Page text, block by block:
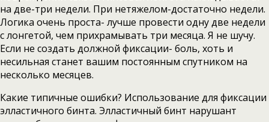
на две-три недели. При нетяжелом-достаточно недели.
Логика очень проста- лучше провести одну две недели
с лонгетой, чем прихрамывать три месяца. Я не шучу.
Если не создать должной фиксации- боль, хоть и
несильная станет вашим постоянным спутником на
несколько месяцев.
Какие типичные ошибки? Использование для фиксации
элластичного бинта. Элластичный бинт нарушант